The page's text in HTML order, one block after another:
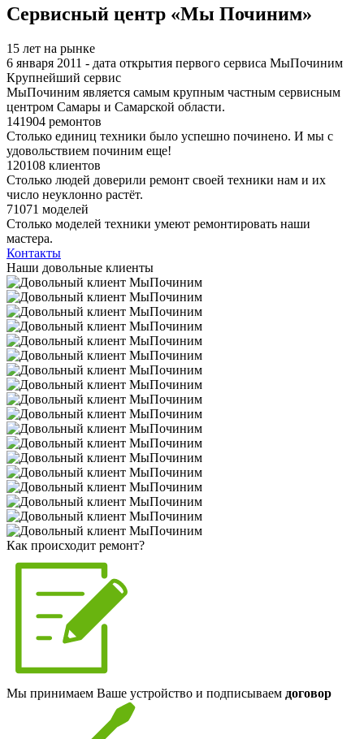
Сервисный центр «Мы Починим»
15 лет на рынке
6 января 2011 - дата открытия первого сервиса МыПочиним
Крупнейший сервис
МыПочиним является самым крупным частным сервисным
центром Самары и Самарской области.
141904 ремонтов
Столько единиц техники было успешно починено. И мы с
удовольствием починим еще!
120108 клиентов
Столько людей доверили ремонт своей техники нам и их
число неуклонно растёт.
71071 моделей
Столько моделей техники умеют ремонтировать наши
мастера.
Контакты
Наши довольные клиенты
Как происходит ремонт?
Мы принимаем Ваше устройство и подписываем договор